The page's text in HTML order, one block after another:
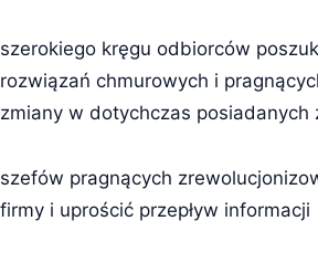
szerokiego kręgu odbiorców
rozwiązań chmurowych i
zmiany w dotychczas posiadanych
szefów pragnących
firmy i uprościć przepływ informacji